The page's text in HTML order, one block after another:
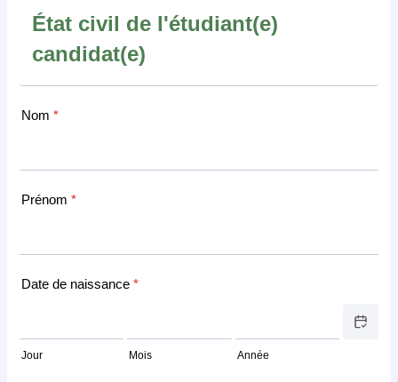
État civil de l'étudiant(e)
candidat(e)
Nom *
Prénom *
Date de naissance *
Jour Mois Année